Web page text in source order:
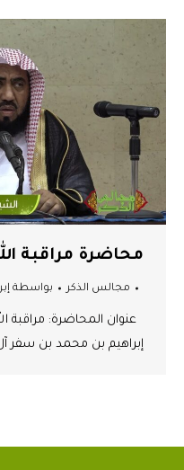
محاضرة مراقبة
مجالس الذكر بواسطة
عنوان المحاضرة: مراقبة
إبراهيم بن محمد بن سفر